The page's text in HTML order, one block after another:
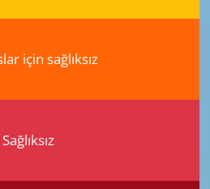
için sağlıksız
Sağlıksız